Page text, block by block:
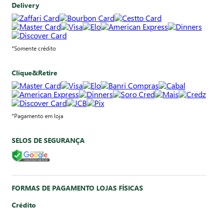
Delivery
*Somente crédito
Clique&Retire
*Pagamento em loja
SELOS DE SEGURANÇA
FORMAS DE PAGAMENTO LOJAS FÍSICAS
Crédito